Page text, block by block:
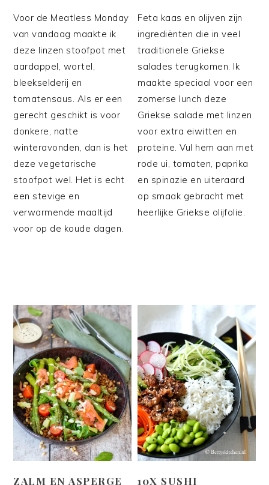
Voor de Meatless Monday
van vandaag maakte ik
deze linzen stoofpot met
aardappel, wortel,
bleekselderij en
tomatensaus. Als er een
gerecht geschikt is voor
donkere, natte
winteravonden, dan is het
deze vegetarische
stoofpot wel. Het is echt
een stevige en
verwarmende maaltijd
voor op de koude dagen.
Feta kaas en olijven zijn
ingrediënten die in veel
traditionele Griekse
salades terugkomen. Ik
maakte speciaal voor een
zomerse lunch deze
Griekse salade met linzen
voor extra eiwitten en
proteine. Vul hem aan met
rode ui, tomaten, paprika
en spinazie en uiteraard
op smaak gebracht met
heerlijke Griekse olijfolie.
ZALM EN ASPERGE 10X SUSHI